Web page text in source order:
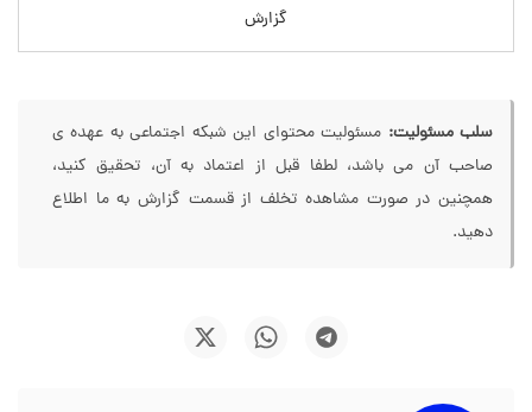
گزارش
سلب مسئولیت: مسئولیت محتوای این شبکه اجتماعی به عهده ی
صاحب آن می باشد، لطفا قبل از اعتماد به آن، تحقیق کنید،
همچنین در صورت مشاهده تخلف از قسمت گزارش به ما اطلاع
دهید.